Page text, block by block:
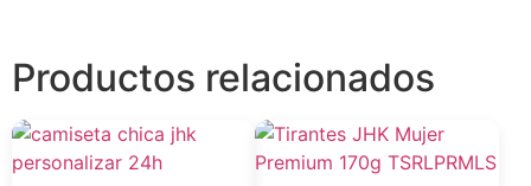
Productos relacionados